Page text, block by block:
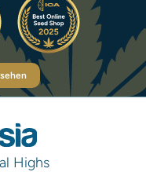
Highs